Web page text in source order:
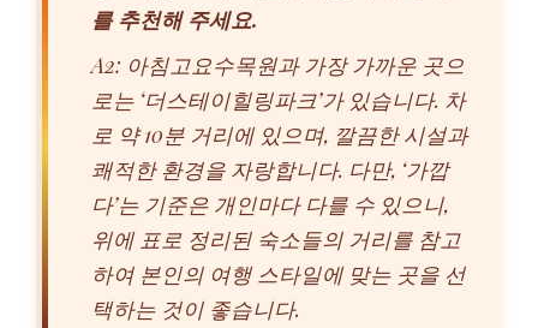
를 추천해 주세요.
A2: 아침고요수목원과 가장 가까운 곳으
로는 ‘더스테이힐링파크’가 있습니다. 차
로 약 10분 거리에 있으며, 깔끔한 시설과
쾌적한 환경을 자랑합니다. 다만, ‘가깝
다’는 기준은 개인마다 다를 수 있으니,
위에 표로 정리된 숙소들의 거리를 참고
하여 본인의 여행 스타일에 맞는 곳을 선
택하는 것이 좋습니다.